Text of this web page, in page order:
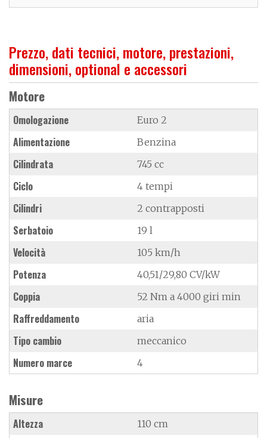
Prezzo, dati tecnici, motore, prestazioni,
dimensioni, optional e accessori
Motore
Omologazione Euro 2
Alimentazione Benzina
Cilindrata 745 cc
Ciclo 4 tempi
Cilindri 2 contrapposti
Serbatoio 19 l
Velocità 105 km/h
Potenza 40,51/29,80 CV/kW
Coppia 52 Nm a 4000 giri min
Raffreddamento aria
Tipo cambio meccanico
Numero marce 4
Misure
Altezza 110 cm